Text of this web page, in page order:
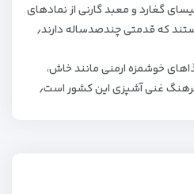
گغارد و معبد گارنی از نمادهای
که قدمتی چندصدساله دارند٫
خوشمزه ارمنی مانند خاش،
غنی آشپزی این کشور است٫